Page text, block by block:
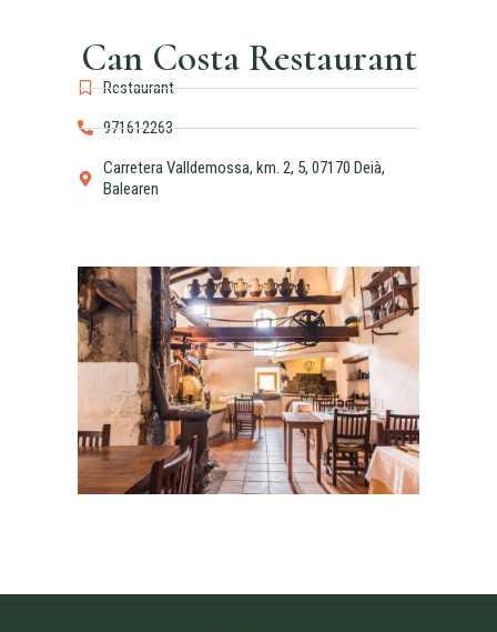
Can Costa Restaurant
Restaurant
971612263
Carretera Valldemossa, km. 2, 5, 07170 Deià,
Balearen